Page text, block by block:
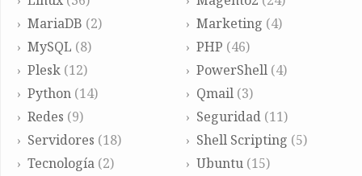
MariaDB (2) Marketing (4)
MySQL (8) PHP (46)
Plesk (12) PowerShell(4)
Python (14) Qmail(3)
Redes (9) Seguridad(11)
Servidores (18) Shell Scripting (5)
Tecnología (2) Ubuntu(15)